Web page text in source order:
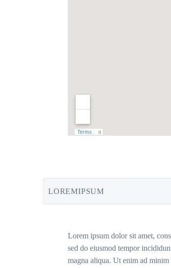
LOREMIPSUM
Lorem ipsum dolor sit amet,
sed do eiusmod tempor
magna aliqua. Ut enim ad